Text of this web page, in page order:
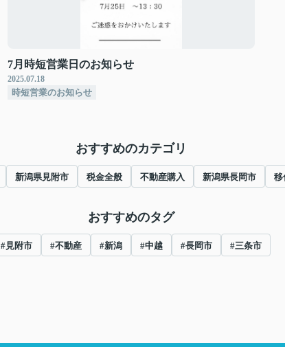
7月時短営業日のお知らせ
2025.07.18
時短営業のお知らせ
おすすめのカテゴリ
新潟県見附市 税金全般 不動産購入 新潟県長岡市 移
おすすめのタグ
#見附市 #不動産 #新潟 #中越 #長岡市 #三条市